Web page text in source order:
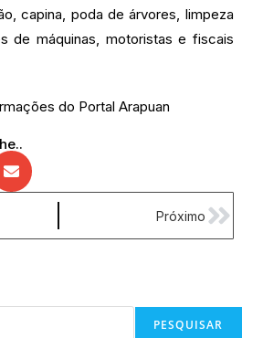
capina, poda de árvores, limpeza
de máquinas, motoristas e fiscais
do Portal Arapuan
Próximo
PESQUISAR